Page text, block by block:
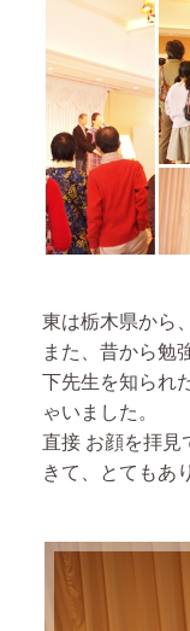
東は栃木県から
また、昔から勉
下先生を知られ
ゃいました。
直接 お顔を拝見
きて、とてもあ